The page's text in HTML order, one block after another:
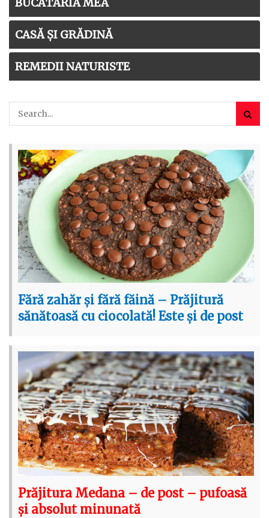
CASĂ ȘI GRĂDINĂ
REMEDII NATURISTE
Fără zahăr și fără făină – Prăjitură
sănătoasă cu ciocolată! Este și de post
Prăjitura Medana – de post – pufoasă
și absolut minunată